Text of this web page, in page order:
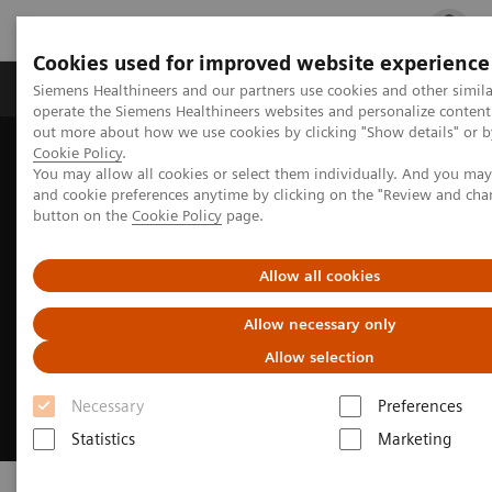
Cookies used for improved website experience
Siemens Healthineers and our partners use cookies and other
operate the Siemens Healthineers websites and personalize
out more about how we use cookies by clicking "Show details" or
Cookie Policy.
You may allow all cookies or select them individually. And you
and cookie preferences anytime by clicking on the "Review and
button on the Cookie Policy page.
Allow all cookies
Allow necessary only
Allow selection
Necessary
Preferences
Statistics
Marketing
Produits & services Support & formations
Accueil Actualités et événements